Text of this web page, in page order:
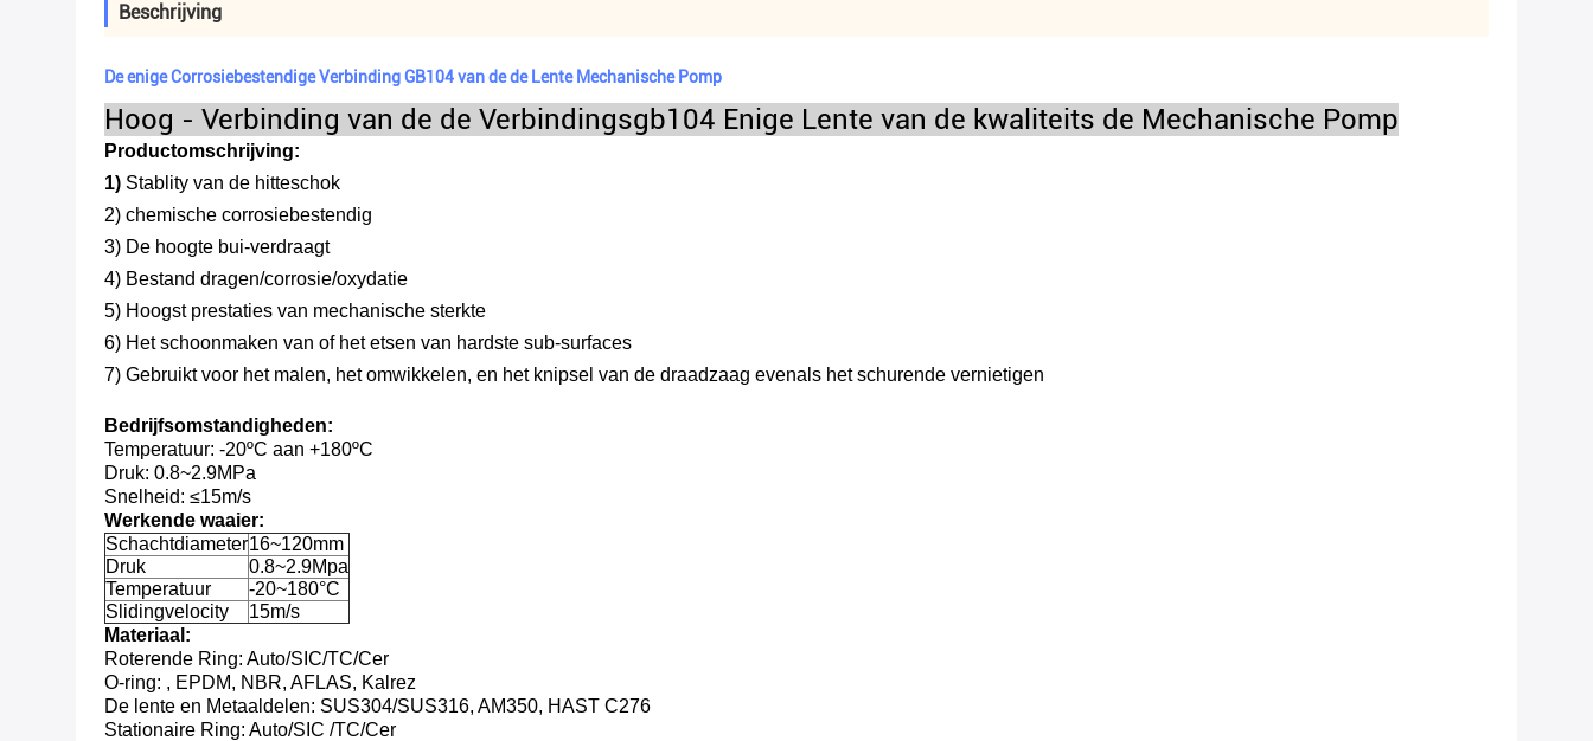
Beschrijving
De enige Corrosiebestendige Verbinding GB104 van de de Lente Mechanische Pomp
Hoog - Verbinding van de de Verbindingsgb104 Enige Lente van de kwaliteits de Mechanische Pomp
Productomschrijving:
1) Stablity van de hitteschok
2) chemische corrosiebestendig
3) De hoogte bui-verdraagt
4) Bestand dragen/corrosie/oxydatie
5) Hoogst prestaties van mechanische sterkte
6) Het schoonmaken van of het etsen van hardste sub-surfaces
7) Gebruikt voor het malen, het omwikkelen, en het knipsel van de draadzaag evenals het schurende vernietigen
Bedrijfsomstandigheden:
Temperatuur: -20ºC aan +180ºC
Druk: 0.8~2.9MPa
Snelheid: ≤15m/s
Werkende waaier:
Schachtdiameter16~120mm
Druk
0.8~2.9Mpa
Temperatuur
-20~180°C
Slidingvelocity
15m/s
Materiaal:
Roterende Ring: Auto/SIC/TC/Cer
O-ring: , EPDM, NBR, AFLAS, Kalrez
De lente en Metaaldelen: SUS304/SUS316, AM350, HAST C276
Stationaire Ring: Auto/SIC /TC/Cer